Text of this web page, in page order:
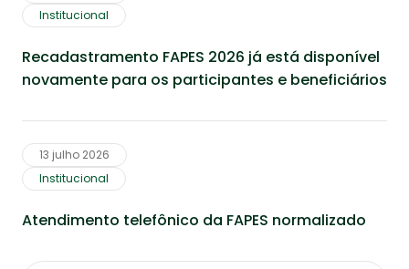
Institucional
Recadastramento FAPES 2026 já está disponível
novamente para os participantes e beneficiários
13 julho 2026
Institucional
Atendimento telefônico da FAPES normalizado